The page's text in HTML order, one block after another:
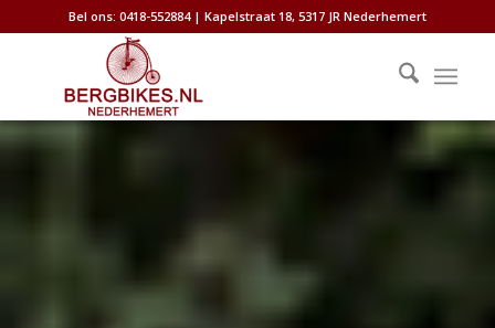
Bel ons: 0418-552884 | Kapelstraat 18, 5317 JR Nederhemert